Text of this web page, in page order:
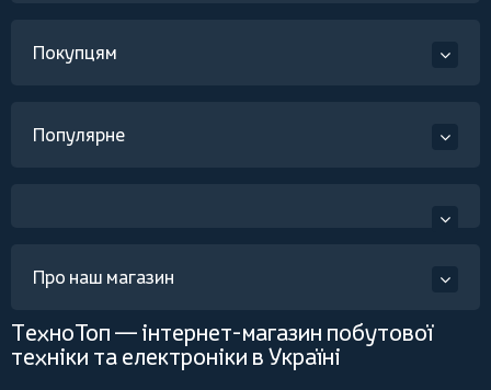
Покупцям
Популярне
Про наш магазин
ТехноТоп — інтернет-магазин побутової
техніки та електроніки в Україні